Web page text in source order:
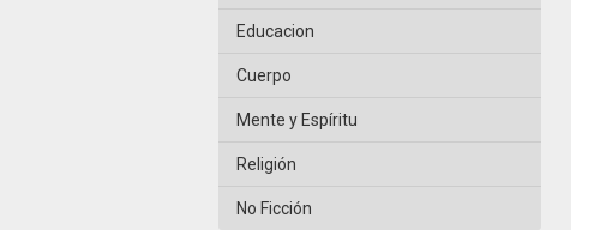
Educacion
Cuerpo
Mente y Espíritu
Religión
No Ficción